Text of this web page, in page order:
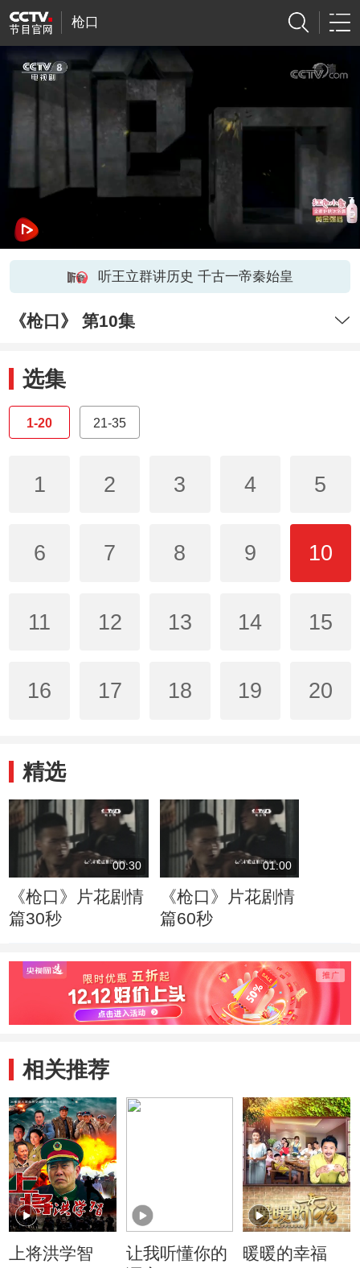
枪口
听王立群讲历史 千古一帝秦始皇
《枪口》 第10集
选集
1-20 21-35
1 2 3 4 5
6 7 8 9 10
11 12 13 14 15
16 17 18 19 20
精选
00:30
《枪口》片花剧情
篇30秒
01:00
《枪口》片花剧情
篇60秒
相关推荐
上将洪学智
让我听懂你的
暖暖的幸福